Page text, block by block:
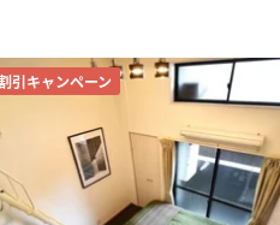
引キャンペーン